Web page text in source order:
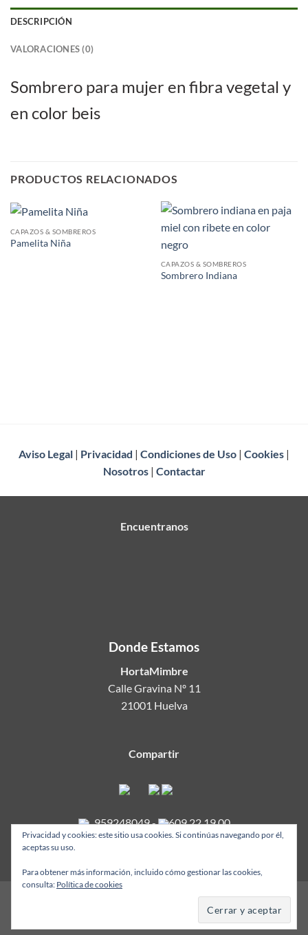
DESCRIPCIÓN
VALORACIONES (0)
Sombrero para mujer en fibra vegetal y
en color beis
PRODUCTOS RELACIONADOS
CAPAZOS & SOMBREROS
Pamelita Niña
CAPAZOS & SOMBREROS
Sombrero Indiana
Privacidad y cookies: este sitio usa cookies. Si continúas navegando por él,
aceptas su uso.
Para obtener más información, incluido cómo gestionar las cookies,
consulta: Política de cookies
Aviso Legal | Privacidad | Condiciones de Uso | Cookies |
Nosotros| Contactar
Encuentranos
Donde Estamos
HortaMimbre
Calle Gravina Nº 11
21001 Huelva
Compartir
959248049- 609 22 19 00
HortaMimbre.com